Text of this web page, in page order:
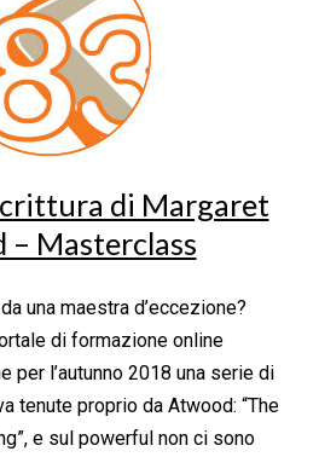
di Margaret
– Masterclass
una maestra d’eccezione?
di formazione online
per l’autunno 2018 una serie di
tenute proprio da Atwood: “The
e sul powerful non ci sono